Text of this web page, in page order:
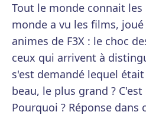
Tout le monde connait les
monde a vu les films,
animes de F3X : le choc
ceux qui arrivent à
s'est demandé lequel
beau, le plus grand ? C'est
Pourquoi ? Réponse dans